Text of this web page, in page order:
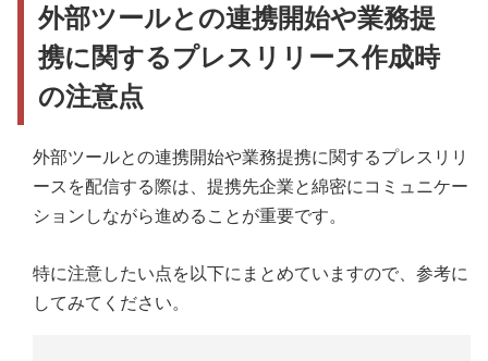
外部ツールとの連携開始や業務提
携に関するプレスリリース作成時
の注意点
外部ツールとの連携開始や業務提携に関するプレスリリ
ースを配信する際は、提携先企業と綿密にコミュニケー
ションしながら進めることが重要です。
特に注意したい点を以下にまとめていますので、参考に
してみてください。